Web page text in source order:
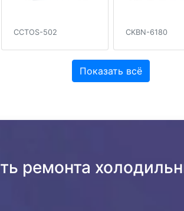
CCTOS-502 CKBN-6180
Показать всё
ремонта